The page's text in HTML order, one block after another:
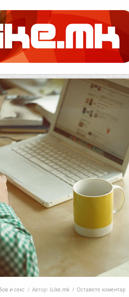
и секс / Автор: iLike.mk / Оставете коментар